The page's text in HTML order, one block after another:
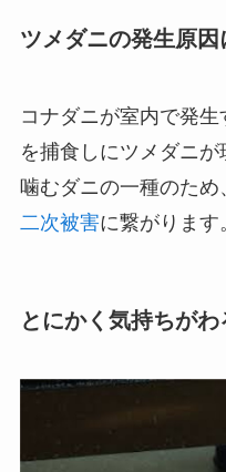
ツメダニの発生原因
コナダニが室内で発
を捕食しにツメダニ
噛むダニの一種のた
二次被害に繋がります
とにかく気持ちがわ